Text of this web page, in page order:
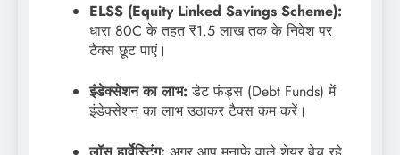
ELSS (Equity Linked Savings Scheme):
धारा 80C के तहत ₹1.5 लाख तक के निवेश पर
टैक्स छूट पाएं।
इंडेक्सेशन का लाभ: डेट फंड्स (Debt Funds) में
इंडेक्सेशन का लाभ उठाकर टैक्स कम करें।